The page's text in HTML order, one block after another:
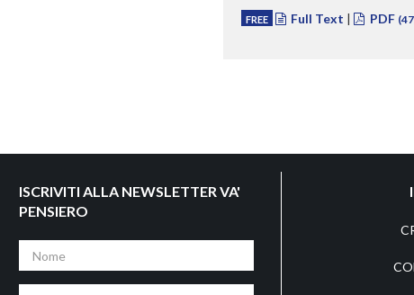
FREE Full Text | PDF
ISCRIVITI ALLA NEWSLETTER VA'
PENSIERO